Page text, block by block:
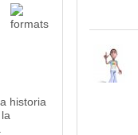
historia